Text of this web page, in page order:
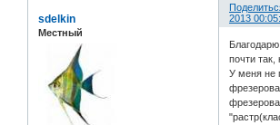
2013
sdelkin
Местный
почти так,
У меня не